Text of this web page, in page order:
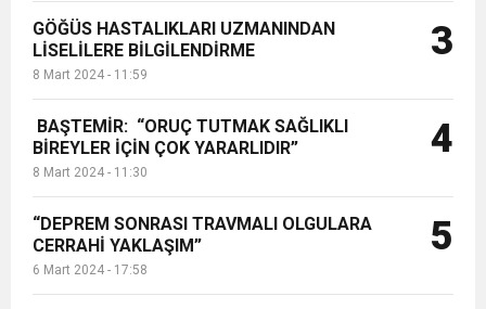
GÖĞÜS HASTALIKLARI UZMANINDAN
LİSELİLERE BİLGİLENDİRME
8 Mart 2024 - 11:59
3
BAŞTEMİR: “ORUÇ TUTMAK SAĞLIKLI
BİREYLER İÇİN ÇOK YARARLIDIR”
8 Mart 2024 - 11:30
4
“DEPREM SONRASI TRAVMALI OLGULARA
CERRAHİ YAKLAŞIM”
6 Mart 2024 - 17:58
5